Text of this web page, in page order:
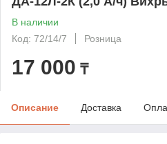
В наличии
Код: 72/14/7
Розница
17 000 ₸
Описание Доставка